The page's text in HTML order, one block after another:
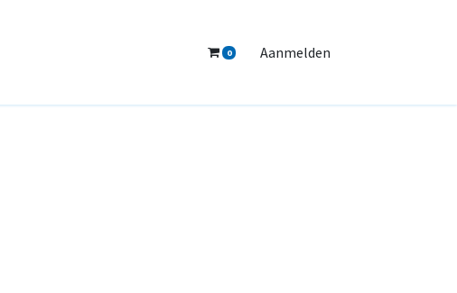
0 Aanmelden